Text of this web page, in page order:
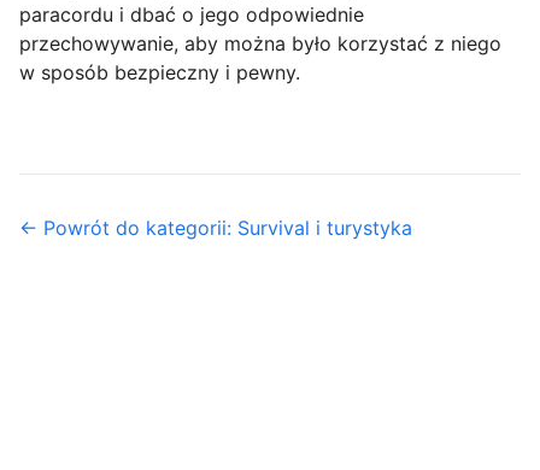
paracordu i dbać o jego odpowiednie
przechowywanie, aby można było korzystać z niego
w sposób bezpieczny i pewny.
← Powrót do kategorii: Survival i turystyka